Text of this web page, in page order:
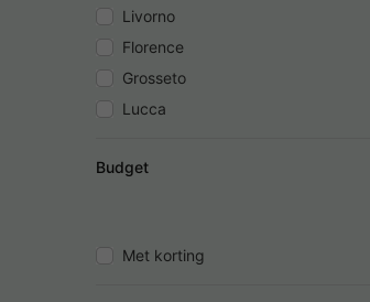
Livorno
Florence
Grosseto
Lucca
Budget
Met korting